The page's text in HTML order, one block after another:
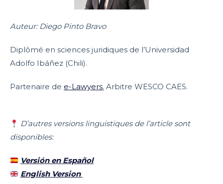
Auteur: Diego Pinto Bravo
Diplômé en sciences juridiques de l’Universidad
Adolfo Ibáñez (Chili).
Partenaire de e-Lawyers. Arbitre WESCO CAES.
D’autres versions linguistiques de l’article sont
disponibles:
Versión en Español
English Version